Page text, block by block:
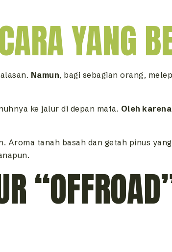
YANG
Namun, bagi sebagian orang,
ke jalur di depan mata. Oleh
Aroma tanah basah dan getah pinus